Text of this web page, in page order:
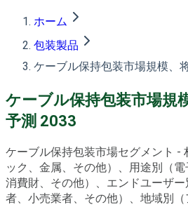
ホーム
包装製品
ケーブル保持包装市場規模、
ケーブル保持包装市場規
予測 2033
ケーブル保持包装市場セグメント -
ック、金属、その他）、用途別（電
消費財、その他）、エンドユーザ
者、小売業者、その他）、地域別